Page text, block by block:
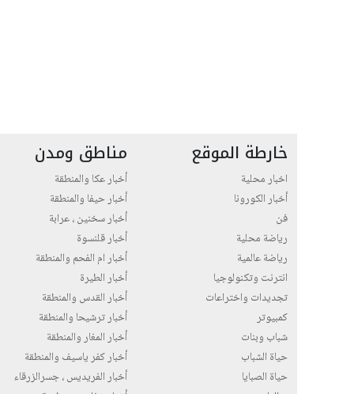
خارطة الموقع
اخبار محلية
أخبار الكورونا
فن
رياضة محلية
رياضة عالمية
انترنت وتكنولوجيا
تجديدات واختراعات
كمبيوتر
شباب وبنات
حياة الشباب
حياة الصبايا
مناطق ومدن
أخبار عكا والمنطقة
أخبار حيفا والمنطقة
أخبار سخنين ، عرابة
أخبار قلنسوة
أخبار ام الفحم والمنطقة
أخبار الطيرة
أخبار القدس والمنطقة
أخبار ترشيحا والمنطقة
أخبار المغار والمنطقة
أخبار كفر ياسيف والمنطقة
أخبار الفريديس ، جسرالزرقاء